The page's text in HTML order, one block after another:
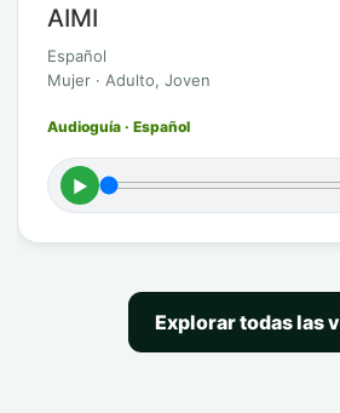
AIMI
Español
Mujer · Adulto, Joven
Audioguía · Español
►
Explorar todas las